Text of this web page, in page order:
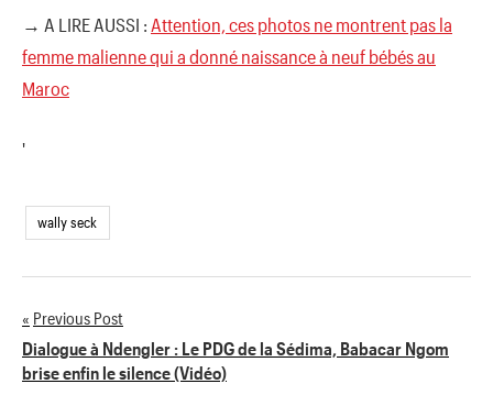
→ A LIRE AUSSI : Attention, ces photos ne montrent pas la
femme malienne qui a donné naissance à neuf bébés au
Maroc
'
wally seck
Navigation
de
Previous Post
Dialogue à Ndengler : Le PDG de la Sédima, Babacar Ngom
brise enfin le silence (Vidéo)